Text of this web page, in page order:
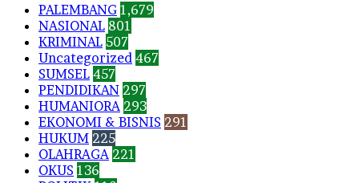
PALEMBANG 1,679
NASIONAL 801
KRIMINAL 507
Uncategorized 467
SUMSEL 457
PENDIDIKAN 297
HUMANIORA 293
EKONOMI & BISNIS 291
HUKUM 225
OLAHRAGA 221
OKUS 136